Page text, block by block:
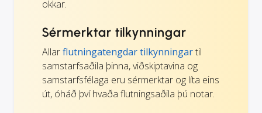
okkar.
Sérmerktar tilkynningar
Allarflutningatengdar tilkynningartil
samstarfsaðila þinna, viðskiptavina og
samstarfsfélaga eru sérmerktar og líta eins
út, óháð því hvaða flutningsaðila þú notar.